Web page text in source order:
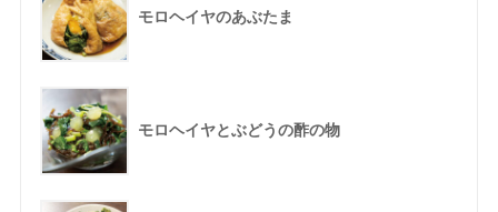
モロヘイヤのあぶたま
モロヘイヤとぶどうの酢の物